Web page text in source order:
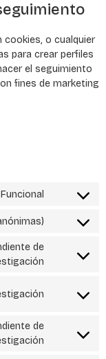
o cualquier
para crear perfiles
el seguimiento
fines de marketing
Funcional
de
de